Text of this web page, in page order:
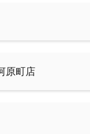
原町店